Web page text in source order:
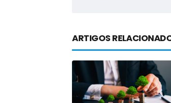
ARTIGOS